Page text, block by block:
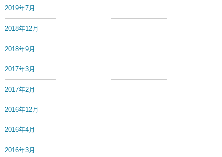
2019年7月
2018年12月
2018年9月
2017年3月
2017年2月
2016年12月
2016年4月
2016年3月